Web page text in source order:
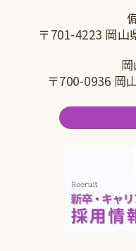
〒701-4223 岡山
〒700-0936 岡